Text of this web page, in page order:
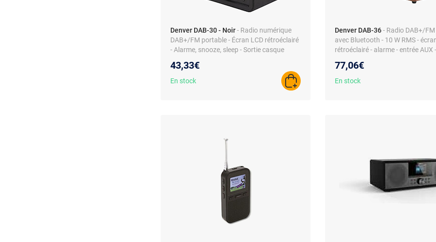
Denver DAB-30 - Noir- Radio numérique
DAB+/FM portable - Écran LCD rétroéclairé
- Alarme, snooze, sleep - Sortie casque
43,33€
En stock
AJOUTER AU PANIER
Denver DAB-36- Radio DAB+/
avec Bluetooth - 10 W RMS -
rétroéclairé - alarme - entrée AUX
77,06€
En stock